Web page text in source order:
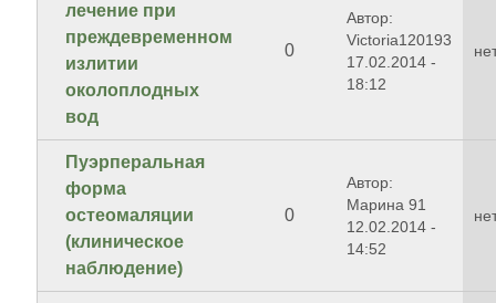
лечение при
преждевременном
излитии
околоплодных
вод
0
Автор:
Victoria120193
17.02.2014 -
18:12
Пуэрперальная
форма
остеомаляции
(клиническое
наблюдение)
0
Автор:
Марина 91
12.02.2014 -
14:52